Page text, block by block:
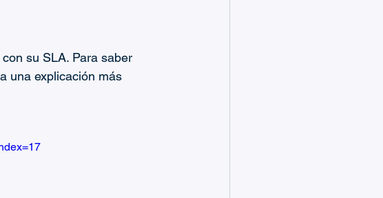
su SLA. Para saber
una explicación más